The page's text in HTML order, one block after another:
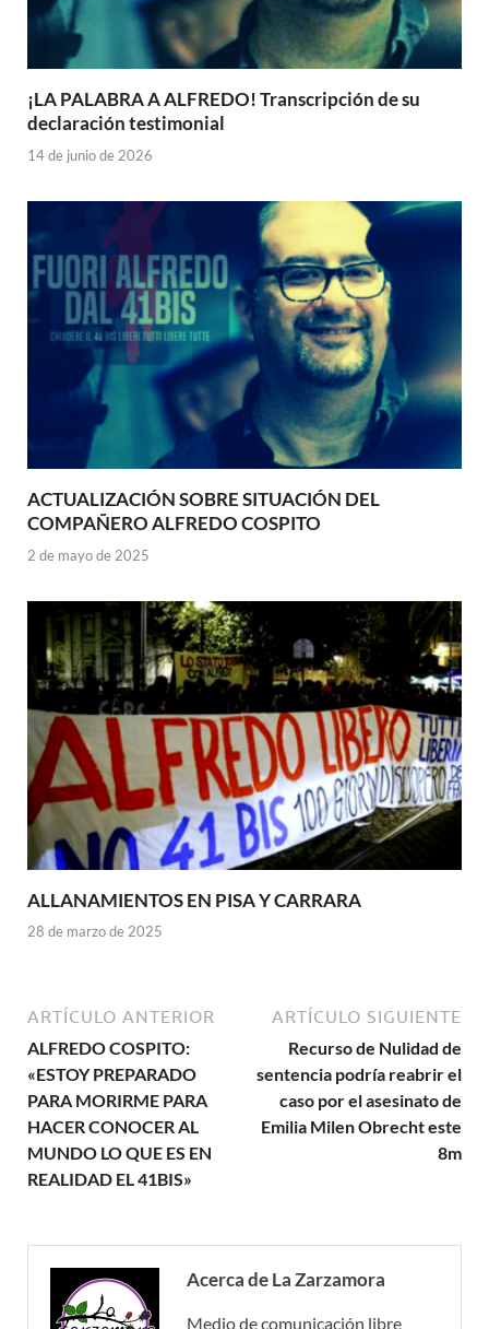
¡LA PALABRA A ALFREDO! Transcripción de su
declaración testimonial
14 de junio de 2026
ACTUALIZACIÓN SOBRE SITUACIÓN DEL
COMPAÑERO ALFREDO COSPITO
2 de mayo de 2025
ALLANAMIENTOS EN PISA Y CARRARA
28 de marzo de 2025
ARTÍCULO ANTERIOR
ALFREDO COSPITO:
«ESTOY PREPARADO
PARA MORIRME PARA
HACER CONOCER AL
MUNDO LO QUE ES EN
REALIDAD EL 41BIS»
ARTÍCULO SIGUIENTE
Recurso de Nulidad de
sentencia podría reabrir el
caso por el asesinato de
Emilia Milen Obrecht este
8m
Acerca de La Zarzamora
Medio de comunicación libre